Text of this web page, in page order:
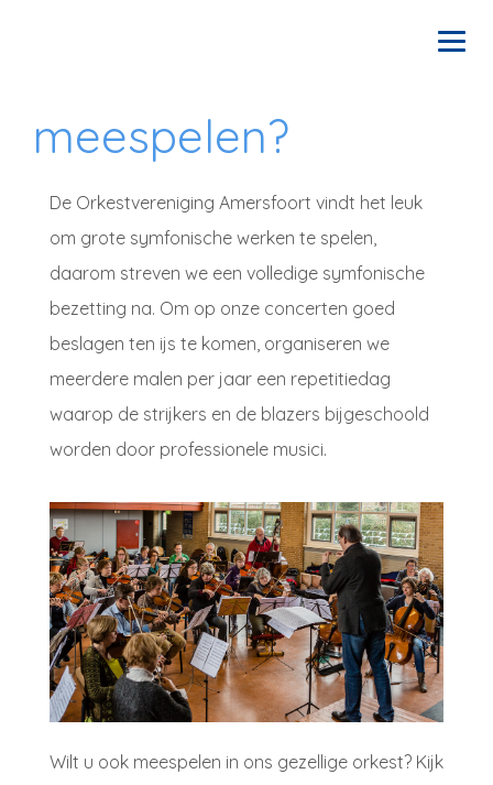
home
concerten
meespelen?
vrienden / sponsors
contact
meespelen?
De Orkestvereniging Amersfoort vindt het leuk
om grote symfonische werken te spelen,
daarom streven we een volledige symfonische
bezetting na. Om op onze concerten goed
beslagen ten ijs te komen, organiseren we
meerdere malen per jaar een repetitiedag
waarop de strijkers en de blazers bijgeschoold
worden door professionele musici.
Wilt u ook meespelen in ons gezellige orkest? Kijk